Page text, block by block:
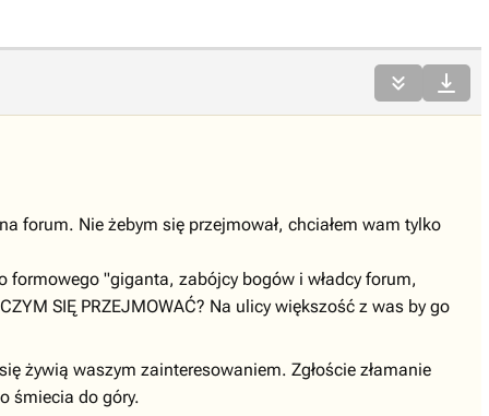
 
forum. Nie żebym się przejmował, chciałem wam tylko
"giganta, zabójcy bogów i władcy forum,
SIĘ PRZEJMOWAĆ? Na ulicy większość z was by go
żywią waszym zainteresowaniem. Zgłoście złamanie
śmiecia do góry.